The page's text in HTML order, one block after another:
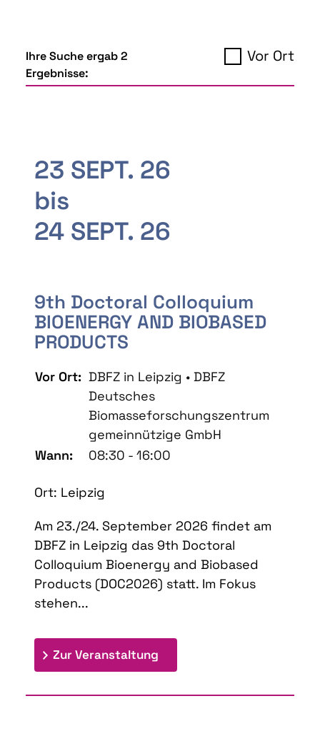
Ihre Suche ergab 2
Ergebnisse:
Vor Ort
23 SEPT. 26
bis
24 SEPT. 26
9th Doctoral Colloquium
BIOENERGY AND BIOBASED
PRODUCTS
Vor Ort: DBFZ in Leipzig • DBFZ
Deutsches
Biomasseforschungszentrum
gemeinnützige GmbH
Wann:
08:30 - 16:00
Ort: Leipzig
Am 23./24. September 2026 findet am
DBFZ in Leipzig das 9th Doctoral
Colloquium Bioenergy and Biobased
Products (DOC2026) statt. Im Fokus
stehen...
Zur Veranstaltung